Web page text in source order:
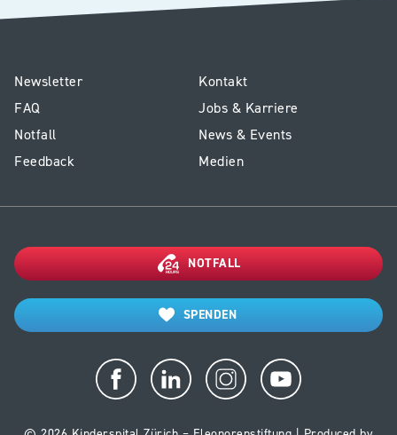
E1
-
Footer
Kinderspital
Newsletter
FAQ
Notfall
Feedback
Service
Kinderspital
Kontakt
Jobs & Karriere
News & Events
Medien
NOTFALL
SPENDEN